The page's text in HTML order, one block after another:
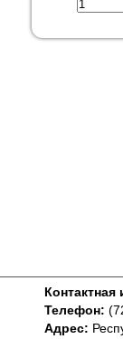
Телефон:
Адрес: